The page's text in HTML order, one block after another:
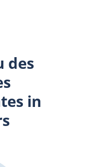
des
in